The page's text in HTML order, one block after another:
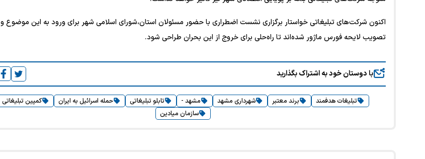
اکنون شرکت‌های تبلیغاتی خواستار برگزاری نشست اضطراری با حضور مسئولان استان،شورای اسلامی شهر برای ورود به این موضوع و
تصویب لایحه فورس ماژور شده‌اند تا راه‌حلی برای خروج از این بحران طراحی شود.
با دوستان خود به اشتراک بگذارید
تبلیغات هدفمند برند معتبر شهرداری مشهد مشهد - تابلو تبلیغاتی حمله اسرائیل به ایران
کمپین تبلیغاتی
سازمان میادین